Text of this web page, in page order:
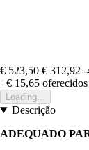
€ 523,50 € 312,92 -
+€ 15,65
Loading...
Descrição
ADEQUADO